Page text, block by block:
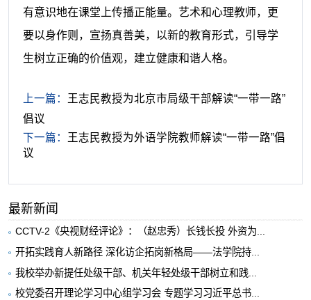
有意识地在课堂上传播正能量。艺术和心理教师，更
要以身作则，宣扬真善美，以新的教育形式，引导学
生树立正确的价值观，建立健康和谐人格。
上一篇：
王志民教授为北京市局级干部解读“一带一路”
倡议
下一篇：
王志民教授为外语学院教师解读“一带一路”倡
议
最新新闻
CCTV-2《央视财经评论》：（赵忠秀）长钱长投 外资为...
开拓实践育人新路径 深化访企拓岗新格局——法学院持...
我校举办新提任处级干部、机关年轻处级干部树立和践...
校党委召开理论学习中心组学习会 专题学习习近平总书...